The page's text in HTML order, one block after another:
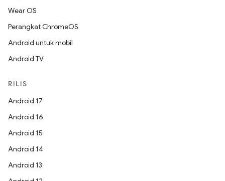
Wear OS
Perangkat ChromeOS
Android untuk mobil
Android TV
RILIS
Android 17
Android 16
Android 15
Android 14
Android 13